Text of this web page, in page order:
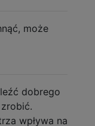
może
dobrego
wpływa na